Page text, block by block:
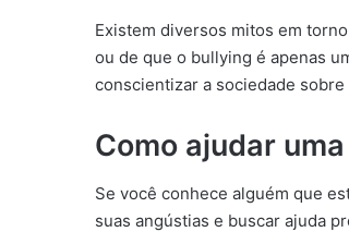
Existem diversos mitos em
ou de que o bullying é apenas
conscientizar a sociedade
Como ajudar
Se você conhece alguém que
suas angústias e buscar ajuda